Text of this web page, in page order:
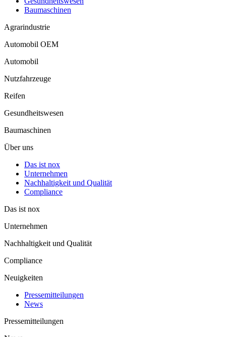
Baumaschinen
Agrarindustrie
Automobil OEM
Automobil
Nutzfahrzeuge
Reifen
Gesund­heits­wesen
Baumaschinen
Über uns
Das ist nox
Unter­nehmen
Nachhaltigkeit und Qualität
Compliance
Das ist nox
Unter­nehmen
Nachhaltigkeit und Qualität
Compliance
Neuigkeiten
Pressemitteilungen
News
Pressemitteilungen